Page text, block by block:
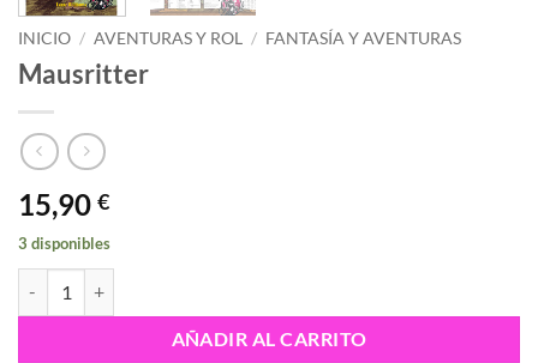
INICIO / AVENTURAS Y ROL / FANTASÍA Y AVENTURAS
Mausritter
15,90 €
3 disponibles
AÑADIR AL CARRITO